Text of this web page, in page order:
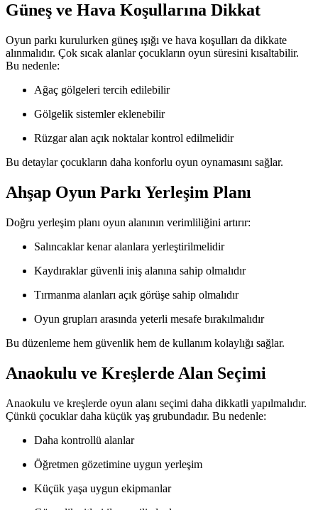
Güneş ve Hava Koşullarına Dikkat
Oyun parkı kurulurken güneş ışığı ve hava koşulları da dikkate
alınmalıdır. Çok sıcak alanlar çocukların oyun süresini kısaltabilir.
Bu nedenle:
Ağaç gölgeleri tercih edilebilir
Gölgelik sistemler eklenebilir
Rüzgar alan açık noktalar kontrol edilmelidir
Bu detaylar çocukların daha konforlu oyun oynamasını sağlar.
Ahşap Oyun Parkı Yerleşim Planı
Doğru yerleşim planı oyun alanının verimliliğini artırır:
Salıncaklar kenar alanlara yerleştirilmelidir
Kaydıraklar güvenli iniş alanına sahip olmalıdır
Tırmanma alanları açık görüşe sahip olmalıdır
Oyun grupları arasında yeterli mesafe bırakılmalıdır
Bu düzenleme hem güvenlik hem de kullanım kolaylığı sağlar.
Anaokulu ve Kreşlerde Alan Seçimi
Anaokulu ve kreşlerde oyun alanı seçimi daha dikkatli yapılmalıdır.
Çünkü çocuklar daha küçük yaş grubundadır. Bu nedenle:
Daha kontrollü alanlar
Öğretmen gözetimine uygun yerleşim
Küçük yaşa uygun ekipmanlar